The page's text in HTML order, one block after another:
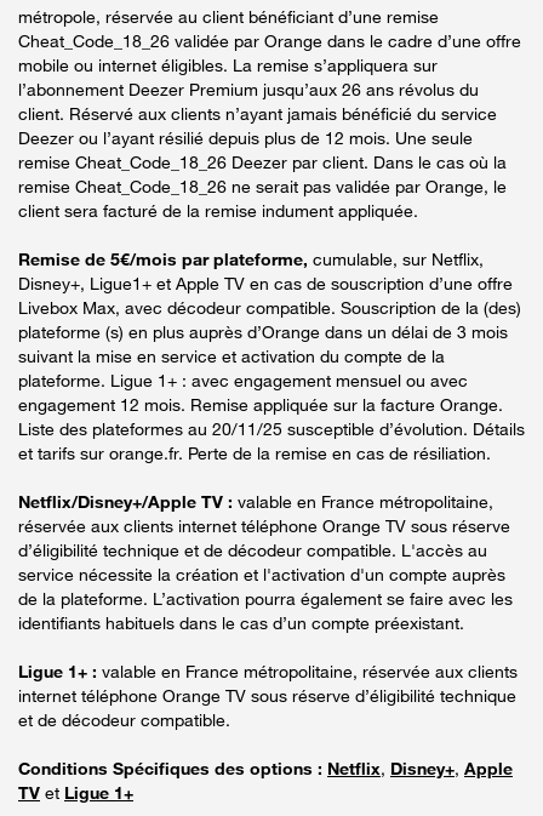
métropole, réservée au client bénéficiant d’une remise
Cheat_Code_18_26 validée par Orange dans le cadre d’une offre
mobile ou internet éligibles. La remise s’appliquera sur
l’abonnement Deezer Premium jusqu’aux 26 ans révolus du
client. Réservé aux clients n’ayant jamais bénéficié du service
Deezer ou l’ayant résilié depuis plus de 12 mois. Une seule
remise Cheat_Code_18_26 Deezer par client. Dans le cas où la
remise Cheat_Code_18_26 ne serait pas validée par Orange, le
client sera facturé de la remise indument appliquée.
Remise de 5€/mois par plateforme, cumulable, sur Netflix,
Disney+, Ligue1+ et Apple TV en cas de souscription d’une offre
Livebox Max, avec décodeur compatible. Souscription de la (des)
plateforme (s) en plus auprès d’Orange dans un délai de 3 mois
suivant la mise en service et activation du compte de la
plateforme. Ligue 1+ : avec engagement mensuel ou avec
engagement 12 mois. Remise appliquée sur la facture Orange.
Liste des plateformes au 20/11/25 susceptible d’évolution. Détails
et tarifs sur orange.fr. Perte de la remise en cas de résiliation.
Netflix/Disney+/Apple TV : valable en France métropolitaine,
réservée aux clients internet téléphone Orange TV sous réserve
d’éligibilité technique et de décodeur compatible. L'accès au
service nécessite la création et l'activation d'un compte auprès
de la plateforme. L’activation pourra également se faire avec les
identifiants habituels dans le cas d’un compte préexistant.
Ligue 1+ : valable en France métropolitaine, réservée aux clients
internet téléphone Orange TV sous réserve d’éligibilité technique
et de décodeur compatible.
Conditions Spécifiques des options : Netflix, Disney+, Apple
TV et Ligue 1+